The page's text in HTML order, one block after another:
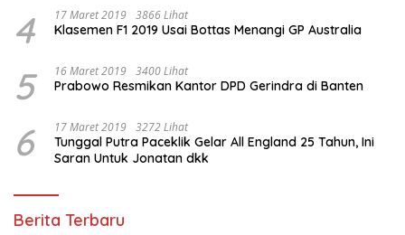
4 17 Maret 2019 3866 Lihat
Klasemen F1 2019 Usai Bottas Menangi GP Australia
5 16 Maret 2019 3400 Lihat
Prabowo Resmikan Kantor DPD Gerindra di Banten
6 17 Maret 2019 3272 Lihat
Tunggal Putra Paceklik Gelar All England 25 Tahun, Ini
Saran Untuk Jonatan dkk
Berita Terbaru